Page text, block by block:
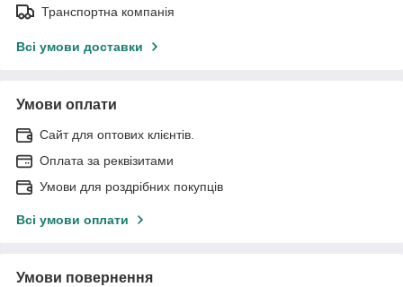
Транспортна компанія
Всі умови доставки
Умови оплати
Сайт для оптових клієнтів.
Оплата за реквізитами
Умови для роздрібних покупців
Всі умови оплати
Умови повернення